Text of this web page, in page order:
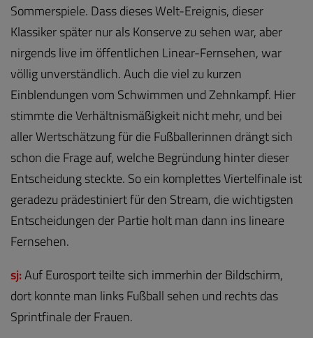
Sommerspiele. Dass dieses Welt-Ereignis, dieser
Klassiker später nur als Konserve zu sehen war, aber
nirgends live im öffentlichen Linear-Fernsehen, war
völlig unverständlich. Auch die viel zu kurzen
Einblendungen vom Schwimmen und Zehnkampf. Hier
stimmte die Verhältnismäßigkeit nicht mehr, und bei
aller Wertschätzung für die Fußballerinnen drängt sich
schon die Frage auf, welche Begründung hinter dieser
Entscheidung steckte. So ein komplettes Viertelfinale ist
geradezu prädestiniert für den Stream, die wichtigsten
Entscheidungen der Partie holt man dann ins lineare
Fernsehen.
sj:Auf Eurosport teilte sich immerhin der Bildschirm,
dort konnte man links Fußball sehen und rechts das
Sprintfinale der Frauen.